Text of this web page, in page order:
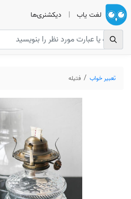
لغت یاب | دیکشنری‌ها
تعبیر خواب فتيله